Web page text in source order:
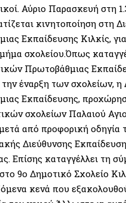
Αύριο Παρασκευή στη
κινητοποίηση στη
Εκπαίδευσης Κιλκίς,
σχολείου.Όπως
Πρωτοβάθμιας
έναρξη των σχολείων, η
Εκπαίδευσης,
σχολείων Παλαιού
από προφορική οδηγία
Διεύθυνσης
Επίσης καταγγέλλει τη
9ο Δημοτικό Σχολείο
κενά που